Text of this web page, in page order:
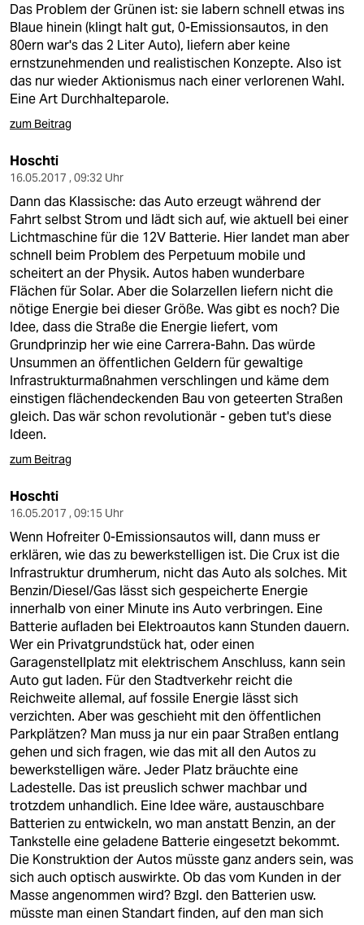
Das Problem der Grünen ist: sie labern schnell etwas ins
Blaue hinein (klingt halt gut, 0-Emissionsautos, in den
80ern war's das 2 Liter Auto), liefern aber keine
ernstzunehmenden und realistischen Konzepte. Also ist
das nur wieder Aktionismus nach einer verlorenen Wahl.
Eine Art Durchhalteparole.
zum Beitrag
Hoschti
16.05.2017 , 09:32 Uhr
Dann das Klassische: das Auto erzeugt während der
Fahrt selbst Strom und lädt sich auf, wie aktuell bei einer
Lichtmaschine für die 12V Batterie. Hier landet man aber
schnell beim Problem des Perpetuum mobile und
scheitert an der Physik. Autos haben wunderbare
Flächen für Solar. Aber die Solarzellen liefern nicht die
nötige Energie bei dieser Größe. Was gibt es noch? Die
Idee, dass die Straße die Energie liefert, vom
Grundprinzip her wie eine Carrera-Bahn. Das würde
Unsummen an öffentlichen Geldern für gewaltige
Infrastrukturmaßnahmen verschlingen und käme dem
einstigen flächendeckenden Bau von geteerten Straßen
gleich. Das wär schon revolutionär - geben tut's diese
Ideen.
zum Beitrag
Hoschti
16.05.2017 , 09:15 Uhr
Wenn Hofreiter 0-Emissionsautos will, dann muss er
erklären, wie das zu bewerkstelligen ist. Die Crux ist die
Infrastruktur drumherum, nicht das Auto als solches. Mit
Benzin/Diesel/Gas lässt sich gespeicherte Energie
innerhalb von einer Minute ins Auto verbringen. Eine
Batterie aufladen bei Elektroautos kann Stunden dauern.
Wer ein Privatgrundstück hat, oder einen
Garagenstellplatz mit elektrischem Anschluss, kann sein
Auto gut laden. Für den Stadtverkehr reicht die
Reichweite allemal, auf fossile Energie lässt sich
verzichten. Aber was geschieht mit den öffentlichen
Parkplätzen? Man muss ja nur ein paar Straßen entlang
gehen und sich fragen, wie das mit all den Autos zu
bewerkstelligen wäre. Jeder Platz bräuchte eine
Ladestelle. Das ist preuslich schwer machbar und
trotzdem unhandlich. Eine Idee wäre, austauschbare
Batterien zu entwickeln, wo man anstatt Benzin, an der
Tankstelle eine geladene Batterie eingesetzt bekommt.
Die Konstruktion der Autos müsste ganz anders sein, was
sich auch optisch auswirkte. Ob das vom Kunden in der
Masse angenommen wird? Bzgl. den Batterien usw.
müsste man einen Standart finden, auf den man sich